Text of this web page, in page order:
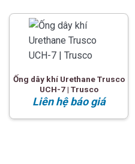
Ống dây khí Urethane Trusco
UCH-7 | Trusco
Liên hệ báo giá